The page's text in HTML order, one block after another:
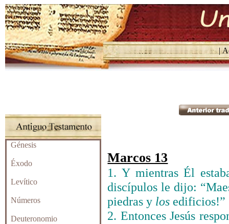
|
Génesis
Éxodo
Levítico
Números
Deuteronomio
Marcos 13
1. Y mientras Él
discípulos le dijo:
piedras y los edificios!”
2. Entonces Jesús